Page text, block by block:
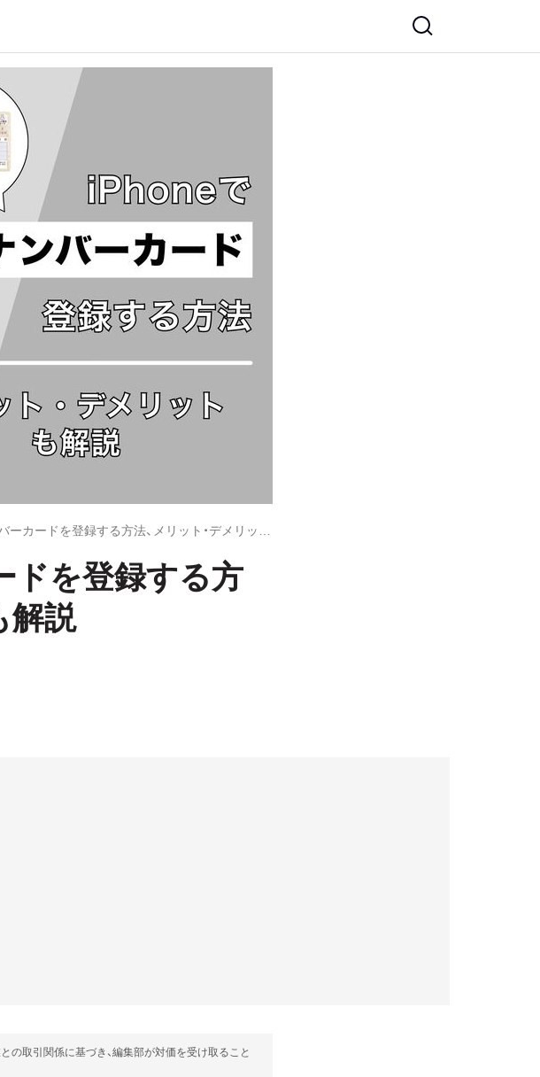
ドを登録する方
解説
の取引関係に基づき、編集部が対価を受け取ること